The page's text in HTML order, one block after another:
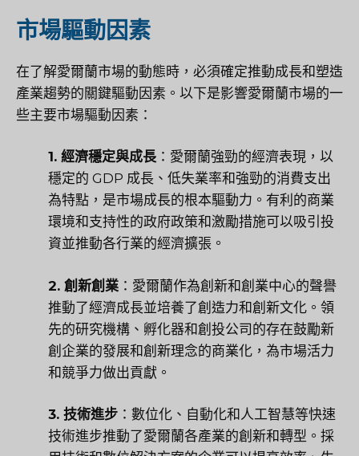
市場驅動因素
在了解愛爾蘭市場的動態時，必須確定推動成長和塑造
產業趨勢的關鍵驅動因素。以下是影響愛爾蘭市場的一
些主要市場驅動因素：
1. 經濟穩定與成長 ：愛爾蘭強勁的經濟表現，以
穩定的 GDP 成長、低失業率和強勁的消費支出
為特點，是市場成長的根本驅動力。有利的商業
環境和支持性的政府政策和激勵措施可以吸引投
資並推動各行業的經濟擴張。
2. 創新創業 ：愛爾蘭作為創新和創業中心的聲譽
推動了經濟成長並培養了創造力和創新文化。領
先的研究機構、孵化器和創投公司的存在鼓勵新
創企業的發展和創新理念的商業化，為市場活力
和競爭力做出貢獻。
3. 技術進步 ：數位化、自動化和人工智慧等快速
技術進步推動了愛爾蘭各產業的創新和轉型。採